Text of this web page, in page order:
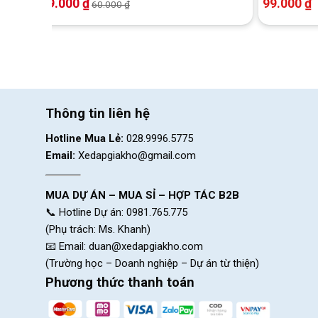
49.000₫60.000₫ 99.000₫
Thông tin liên hệ
Hotline Mua Lẻ: 028.9996.5775
Email: Xedapgiakho@gmail.com
MUA DỰ ÁN – MUA SỈ – HỢP TÁC B2B
📞 Hotline Dự án: 0981.765.775
(Phụ trách: Ms. Khanh)
📧 Email: duan@xedapgiakho.com
(Trường học – Doanh nghiệp – Dự án từ thiện)
Phương thức thanh toán